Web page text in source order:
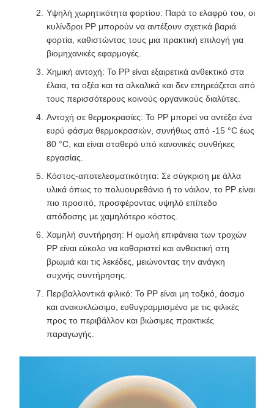
Υψηλή χωρητικότητα φορτίου: Παρά το ελαφρύ του, οι
κυλίνδροι PP μπορούν να αντέξουν σχετικά βαριά
φορτία, καθιστώντας τους μια πρακτική επιλογή για
βιομηχανικές εφαρμογές.
Χημική αντοχή: Το PP είναι εξαιρετικά ανθεκτικό στα
έλαια, τα οξέα και τα αλκαλικά και δεν επηρεάζεται από
τους περισσότερους κοινούς οργανικούς διαλύτες.
Αντοχή σε θερμοκρασίες: Το PP μπορεί να αντέξει ένα
ευρύ φάσμα θερμοκρασιών, συνήθως από -15 °C έως
80 °C, και είναι σταθερό υπό κανονικές συνθήκες
εργασίας.
Κόστος-αποτελεσματικότητα: Σε σύγκριση με άλλα
υλικά όπως το πολυουρεθάνιο ή το νάιλον, το PP είναι
πιο προσιτό, προσφέροντας υψηλό επίπεδο
απόδοσης με χαμηλότερο κόστος.
Χαμηλή συντήρηση: Η ομαλή επιφάνεια των τροχών
PP είναι εύκολο να καθαριστεί και ανθεκτική στη
βρωμιά και τις λεκέδες, μειώνοντας την ανάγκη
συχνής συντήρησης.
Περιβαλλοντικά φιλικό: Το PP είναι μη τοξικό, άοσμο
και ανακυκλώσιμο, ευθυγραμμισμένο με τις φιλικές
προς το περιβάλλον και βιώσιμες πρακτικές
παραγωγής.